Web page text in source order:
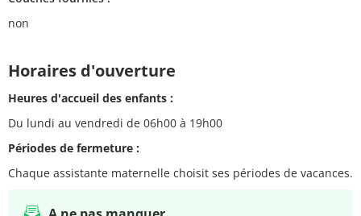
non
Horaires d'ouverture
Heures d'accueil des enfants :
Du lundi au vendredi de 06h00 à 19h00
Périodes de fermeture :
Chaque assistante maternelle choisit ses périodes de vacances.